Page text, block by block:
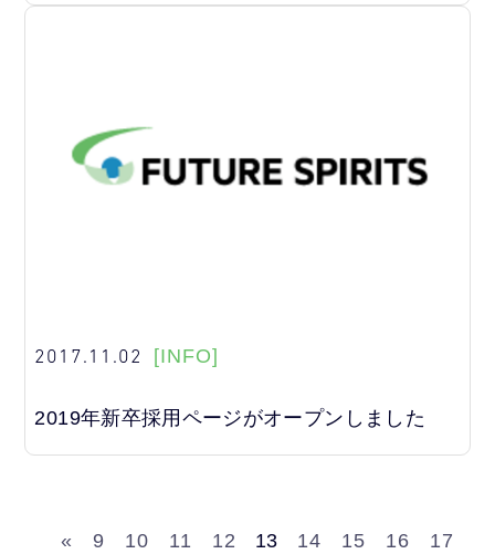
2017.11.02 [INFO]
2019年新卒採用ページがオープンしました
« 9 10 11 12 13 14 15 16
17